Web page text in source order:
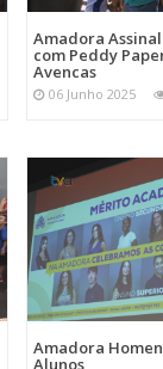
Amadora
com Peddy
Avencas
06 Junho 2025
Amadora
Alunos